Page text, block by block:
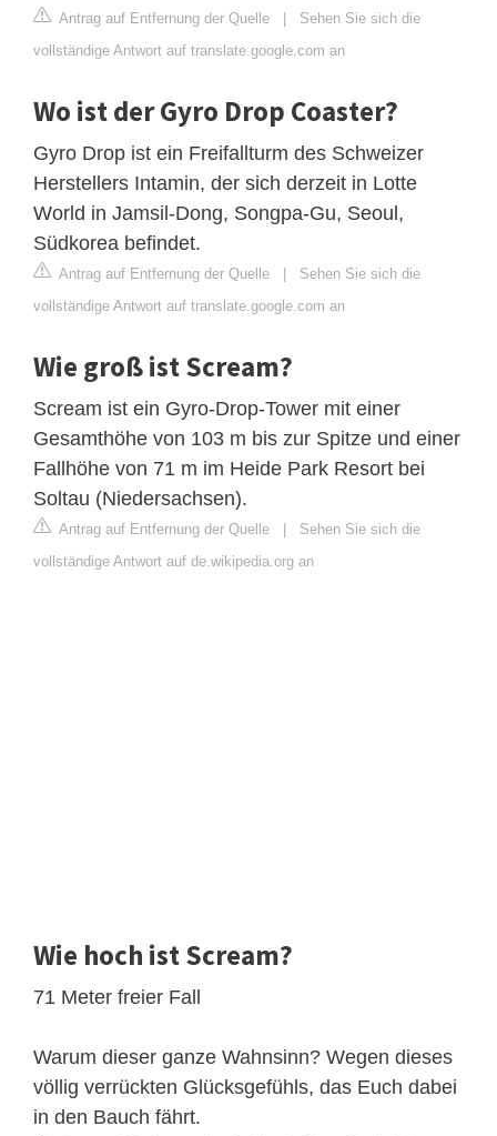
Antrag auf Entfernung der Quelle | Sehen Sie sich die
vollständige Antwort auf translate.google.com an
Wo ist der Gyro Drop Coaster?
Gyro Drop ist ein Freifallturm des Schweizer
Herstellers Intamin, der sich derzeit in Lotte
World in Jamsil-Dong, Songpa-Gu, Seoul,
Südkorea befindet.
Antrag auf Entfernung der Quelle | Sehen Sie sich die
vollständige Antwort auf translate.google.com an
Wie groß ist Scream?
Scream ist ein Gyro-Drop-Tower mit einer
Gesamthöhe von 103 m bis zur Spitze und einer
Fallhöhe von 71 m im Heide Park Resort bei
Soltau (Niedersachsen).
Antrag auf Entfernung der Quelle | Sehen Sie sich die
vollständige Antwort auf de.wikipedia.org an
Wie hoch ist Scream?
71 Meter freier Fall
Warum dieser ganze Wahnsinn? Wegen dieses
völlig verrückten Glücksgefühls, das Euch dabei
in den Bauch fährt.